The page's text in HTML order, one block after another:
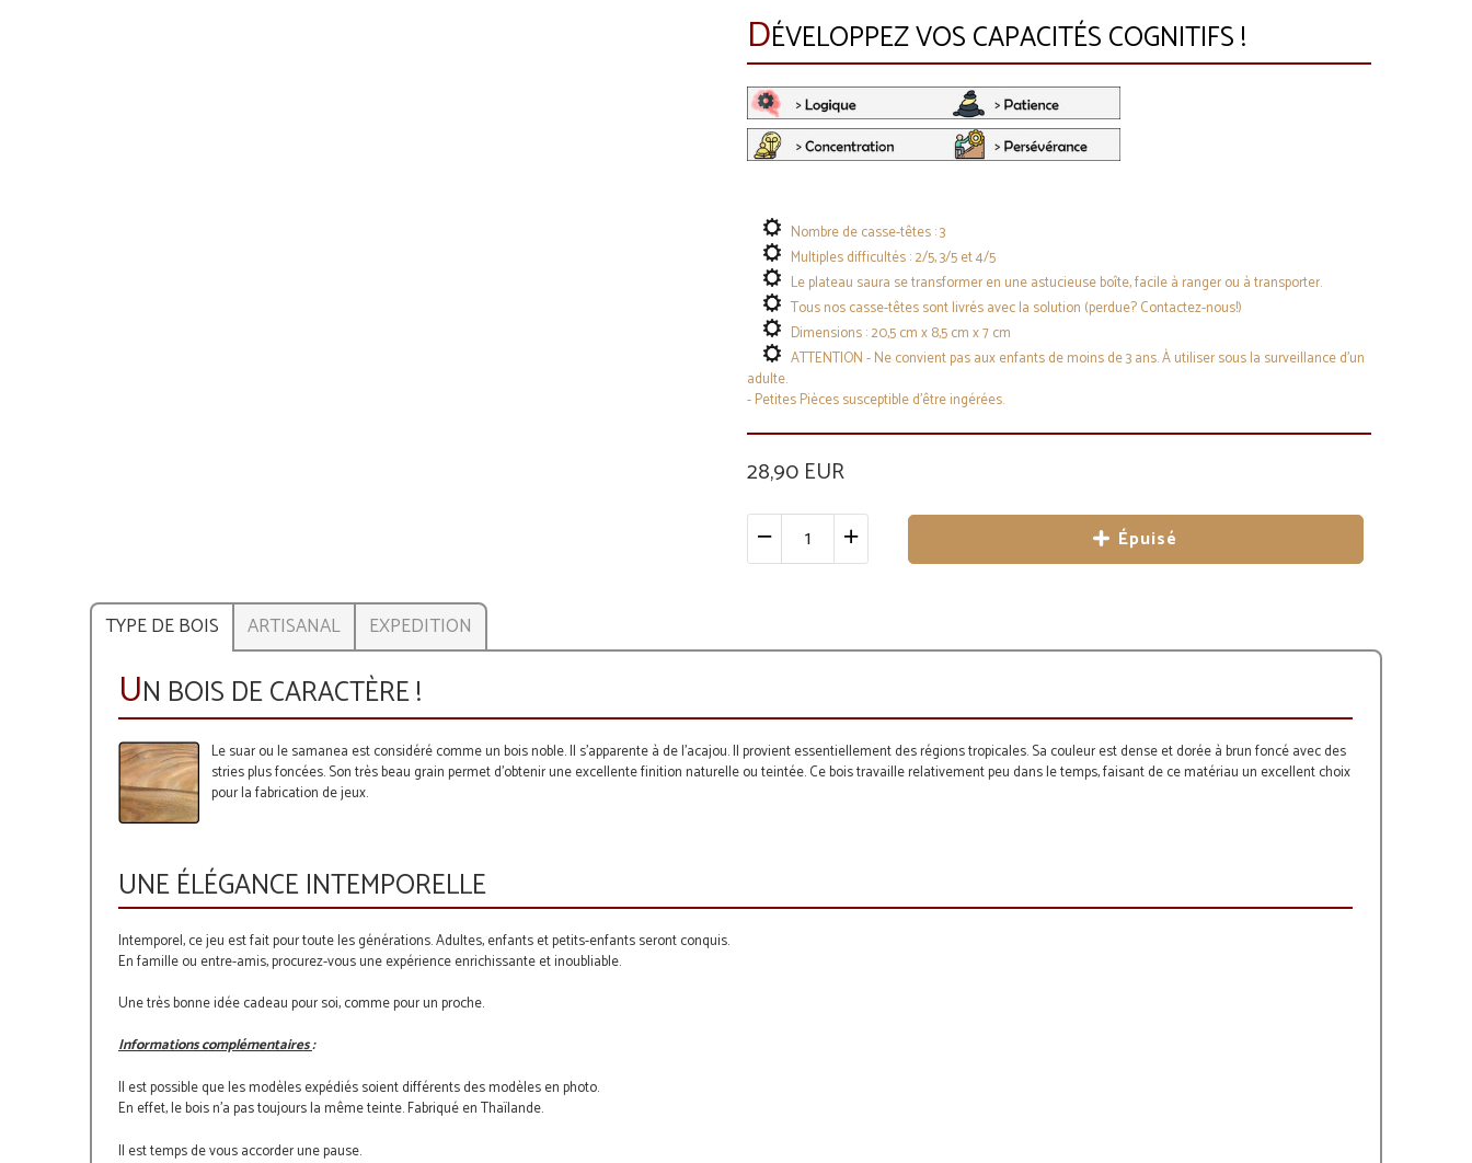
DÉVELOPPEZ VOS CAPACITÉS COGNITIFS !
Nombre de casse-têtes : 3
Multiples difficultés : 2/5, 3/5 et 4/5
Le plateau saura se transformer en une astucieuse boîte, facile à ranger ou à transporter.
Tous nos casse-têtes sont livrés avec la solution (perdue? Contactez-nous!)
Dimensions : 20,5 cm x 8,5 cm x 7 cm
ATTENTION - Ne convient pas aux enfants de moins de 3 ans. À utiliser sous la surveillance d’un
adulte.
- Petites Pièces susceptible d'être ingérées.
28,90 EUR
Épuisé
TYPE DE BOIS ARTISANAL EXPEDITION
UN BOIS DE CARACTÈRE !
Le suar ou le samanea est considéré comme un bois noble. Il s'apparente à de l'acajou. Il provient essentiellement des régions tropicales. Sa couleur est dense et dorée à brun foncé avec des
stries plus foncées. Son très beau grain permet d'obtenir une excellente finition naturelle ou teintée. Ce bois travaille relativement peu dans le temps, faisant de ce matériau un excellent choix
pour la fabrication de jeux.
UNE ÉLÉGANCE INTEMPORELLE
Intemporel, ce jeu est fait pour toute les générations. Adultes, enfants et petits-enfants seront conquis.
En famille ou entre-amis, procurez-vous une expérience enrichissante et inoubliable.
Une très bonne idée cadeau pour soi, comme pour un proche.
Informations complémentaires:
Il est possible que les modèles expédiés soient différents des modèles en photo.
En effet, le bois n'a pas toujours la même teinte. Fabriqué en Thaïlande.
Il est temps de vous accorder une pause.